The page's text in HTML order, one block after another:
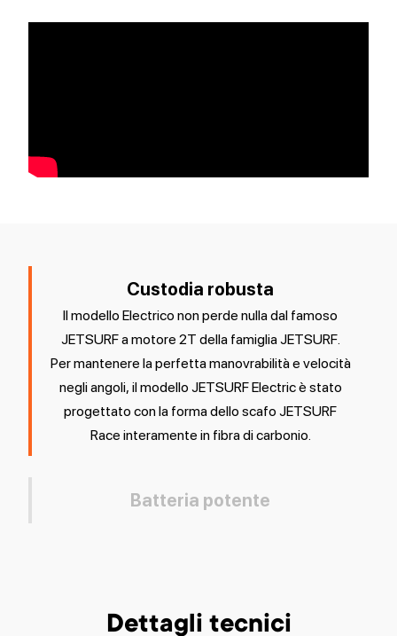
Custodia robusta
Il modello Electrico non perde nulla dal famoso
JETSURF a motore 2T della famiglia JETSURF.
Per mantenere la perfetta manovrabilità e velocità
negli angoli, il modello JETSURF Electric è stato
progettato con la forma dello scafo JETSURF
Race interamente in fibra di carbonio.
Batteria potente
Dettagli tecnici